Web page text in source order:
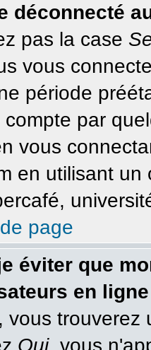
déconnecté
pas la case
vous
période
par
vous
en utilisant
page
éviter que
en
vous
Oui, vous